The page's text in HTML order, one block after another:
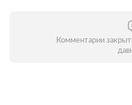
Комментарии